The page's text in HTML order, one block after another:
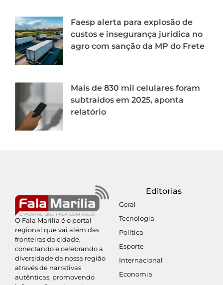
Faesp alerta para explosão de
custos e insegurança jurídica no
agro com sanção da MP do Frete
Mais de 830 mil celulares foram
subtraídos em 2025, aponta
relatório
O Fala Marília é o portal
regional que vai além das
fronteiras da cidade,
conectando e celebrando a
diversidade da nossa região
através de narrativas
autênticas, promovendo
Editorias
Geral
Tecnologia
Política
Esporte
Internacional
Economia